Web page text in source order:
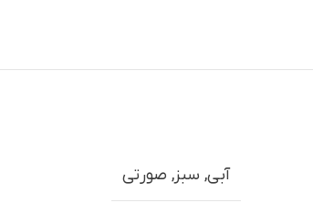
آبی, سبز, صورتی